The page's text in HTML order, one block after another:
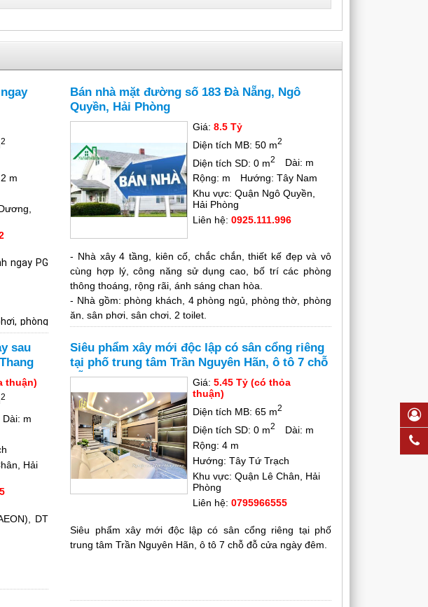
2
m
ngay PG
phòng
Bán nhà mặt đường số 183 Đà Nẵng, Ngô
Quyền, Hải Phòng
Giá:8.5 Tỷ
Diện tích MB: 50 m2
Diện tích SD: 0 m2
Dài: m
Rộng: m
Hướng: Tây Nam
Khu vực: Quận Ngô Quyền,
Hải Phòng
Liên hệ:0925.111.996
- Nhà xây 4 tầng, kiên cố, chắc chắn, thiết kế đẹp và vô
cùng hợp lý, công năng sử dụng cao, bố trí các phòng
thông thoáng, rộng rãi, ánh sáng chan hòa.
- Nhà gồm: phòng khách, 4 phòng ngủ, phòng thờ, phòng
ăn, sân phơi, sân chơi, 2 toilet.
- Mặt tiền rộng 3,4m nở hậu 3,6m, lô góc 3 mặt thoáng, 1
mặt đường 2 mặt ngõ, nhà có cửa lách, thuận tiện giao
thông, sinh hoạt.
- Nằm trên trục đường rộng, thông thoáng, vỉa hè 2 bên,
phù hợp kinh doanh, buôn bán, mở văn phòng, công ty,
spa, nail, shop thời trang...
- Thuộc khu dân cư đông đúc, tuyến phố tấp nập, có nhiều
người qua lại, rất sầm uất, văn minh lịch sự, khu dân trí
cao, an ninh tốt.
- Gần trường học các cấp, chợ, bệnh viện, công an quận
Ngô Quyền, Coopmart, ủy ban, nhà hàng...xung quanh
nhà có đầy đủ các tổ hợp dịch vụ sinh hoạt rất tiện lợi.
sau
thuận)
2
Dài: m
Hải
DT
Siêu phẩm xây mới độc lập có sân cổng riêng
tại phố trung tâm Trần Nguyên Hãn, ô tô 7 chỗ
đỗ cửa ngày đêm.
Giá:5.45 Tỷ (có thỏa
thuận)
Diện tích MB: 65 m2
Diện tích SD: 0 m2
Dài: m
Rộng: 4 m
Hướng: Tây Tứ Trạch
Khu vực: Quận Lê Chân, Hải
Phòng
Liên hệ:0795966555
Siêu phẩm xây mới độc lập có sân cổng riêng tại phố
trung tâm Trần Nguyên Hãn, ô tô 7 chỗ đỗ cửa ngày đêm.